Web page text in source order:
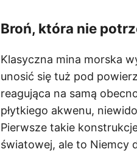
Broń, która nie
Klasyczna mina morska
unosić się tuż pod
reagująca na samą
płytkiego akwenu,
Pierwsze takie
światowej, ale to Niemcy